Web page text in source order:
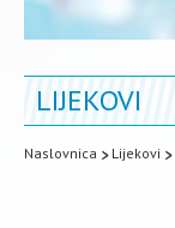
LIJEKOVI
Naslovnica Lijekovi